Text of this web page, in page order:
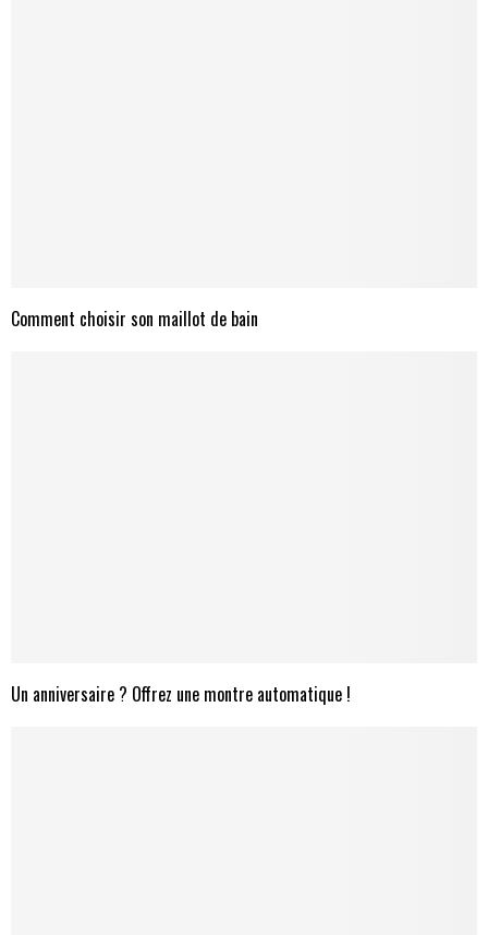
Comment choisir son maillot de bain
Un anniversaire ? Offrez une montre automatique !